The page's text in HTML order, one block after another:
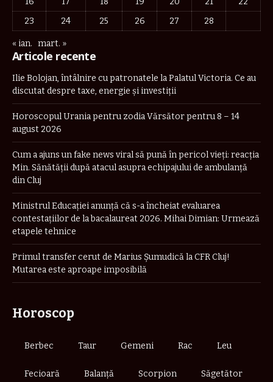
23
24 25 26 27 28
« ian. mart. »
Articole recente
Ilie Bolojan, întâlnire cu patronatele la Palatul Victoria. Ce au
discutat despre taxe, energie și investiții
Horoscopul Urania pentru zodia Vărsător pentru 8 – 14
august 2026
Cum a ajuns un fake news viral să pună în pericol vieți: reacția
Min. Sănătății după atacul asupra echipajului de ambulanță
din Cluj
Ministrul Educației anunță că s-a încheiat evaluarea
contestațiilor de la bacalaureat 2026. Mihai Dimian: Urmează
etapele tehnice
Primul transfer cerut de Marius Șumudică la CFR Cluj!
Mutarea este aproape imposibilă
Horoscop
Berbec Taur Gemeni Rac Leu
Fecioară Balanță Scorpion Săgetător